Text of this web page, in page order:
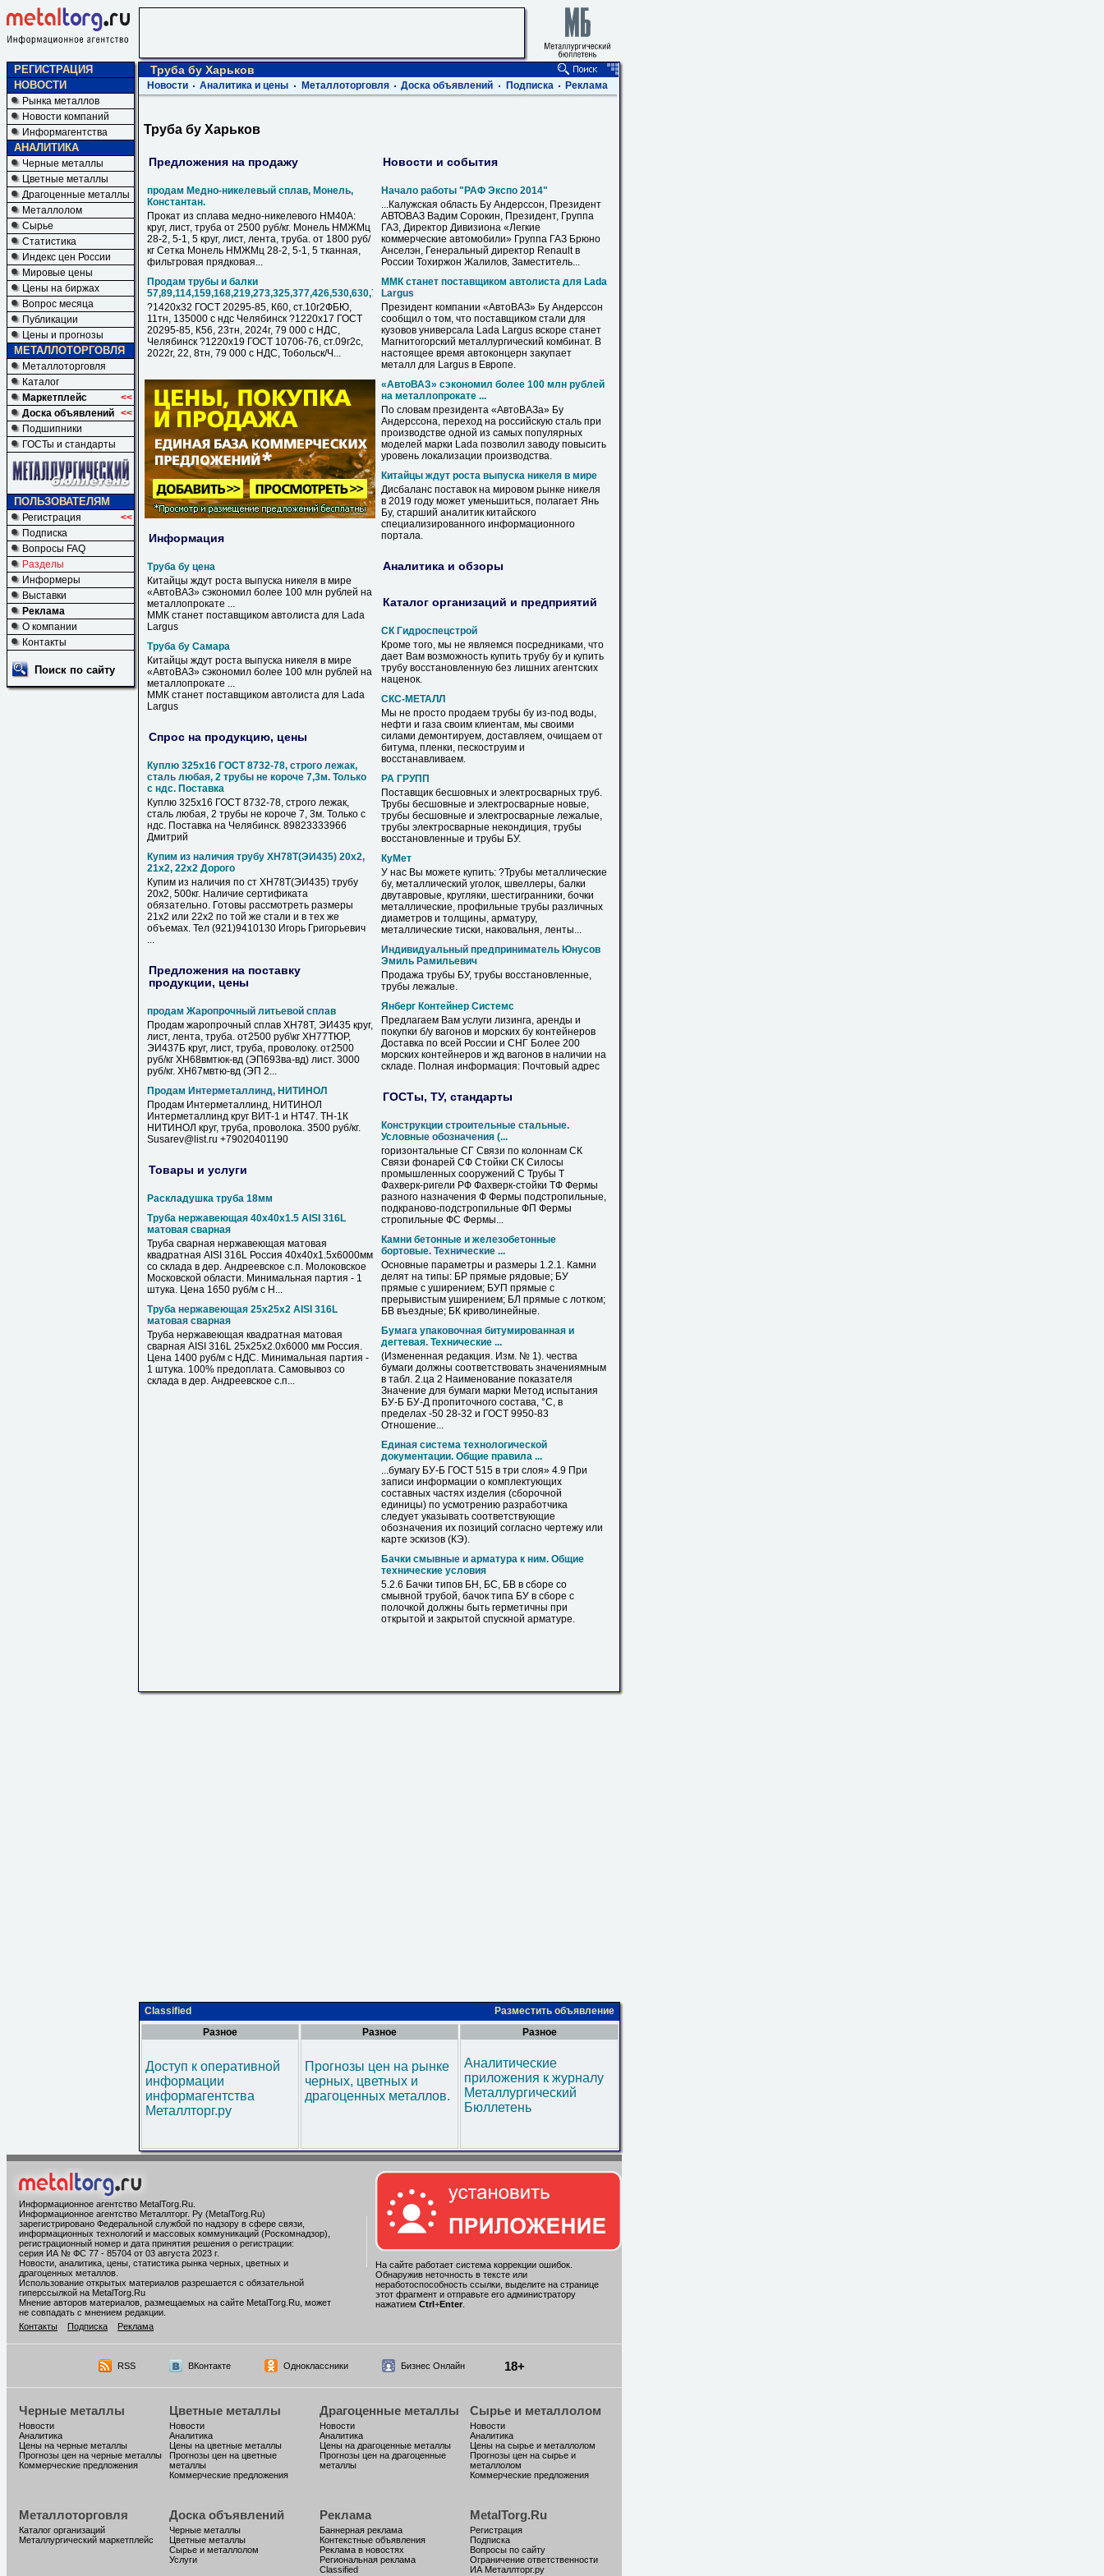
РЕГИСТРАЦИЯ
НОВОСТИ
Рынка металлов
Новости компаний
Информагентства
АНАЛИТИКА
Черные металлы
Цветные металлы
Драгоценные металлы
Металлолом
Сырье
Статистика
Индекс цен России
Мировые цены
Цены на биржах
Вопрос месяца
Публикации
Цены и прогнозы
МЕТАЛЛОТОРГОВЛЯ
Металлоторговля
Каталог
Маркетплейс
<<
Доска объявлений <<
Подшипники
ГОСТы и стандарты
ПОЛЬЗОВАТЕЛЯМ
Регистрация
<<
Подписка
Вопросы FAQ
Разделы
Информеры
Выставки
Реклама
О компании
Контакты
Поиск по сайту
Труба бу Харьков
Новости Аналитика и цены Металлоторговля Доска объявлений Подписка Реклама
Труба бу Харьков
Предложения на продажу
продам Медно-никелевый сплав, Монель,
Константан.
Прокат из сплава медно-никелевого НМ40А:
круг, лист, труба от 2500 руб/кг. Монель НМЖМц
28-2, 5-1, 5 круг, лист, лента, труба. от 1800 руб/
кг Сетка Монель НМЖМц 28-2, 5-1, 5 тканная,
фильтровая прядковая...
Продам трубы и балки
57,89,114,159,168,219,273,325,377,426,530,630,720,820,1020,1220,1420
?1420х32 ГОСТ 20295-85, К60, ст.10г2ФБЮ,
11тн, 135000 с ндс Челябинск ?1220х17 ГОСТ
20295-85, К56, 23тн, 2024г, 79 000 с НДC,
Челябинск ?1220х19 ГОСТ 10706-76, ст.09г2с,
2022г, 22, 8тн, 79 000 с НДC, Тобольск/Ч...
Информация
Труба бу цена
Китайцы ждут роста выпуска никеля в мире
«АвтоВАЗ» сэкономил более 100 млн рублей на
металлопрокате ...
ММК станет поставщиком автолиста для Lada
Largus
Труба бу Самара
Китайцы ждут роста выпуска никеля в мире
«АвтоВАЗ» сэкономил более 100 млн рублей на
металлопрокате ...
ММК станет поставщиком автолиста для Lada
Largus
Спрос на продукцию, цены
Куплю 325х16 ГОСТ 8732-78, строго лежак,
сталь любая, 2 трубы не короче 7,3м. Только
с ндс. Поставка
Куплю 325х16 ГОСТ 8732-78, строго лежак,
сталь любая, 2 трубы не короче 7, 3м. Только с
ндс. Поставка на Челябинск. 89823333966
Дмитрий
Купим из наличия трубу ХН78Т(ЭИ435) 20х2,
21х2, 22х2 Дорого
Купим из наличия по ст ХН78Т(ЭИ435) трубу
20х2, 500кг. Наличие сертификата
обязательно. Готовы рассмотреть размеры
21х2 или 22х2 по той же стали и в тех же
объемах. Тел (921)9410130 Игорь Григорьевич
...
Предложения на поставку
продукции, цены
продам Жаропрочный литьевой сплав
Продам жаропрочный сплав ХН78Т, ЭИ435 круг,
лист, лента, труба. от2500 руб\кг ХН77ТЮР,
ЭИ437Б круг, лист, труба, проволоку. от2500
руб/кг ХН68вмтюк-вд (ЭП693ва-вд) лист. 3000
руб/кг. ХН67мвтю-вд (ЭП 2...
Продам Интерметаллинд, НИТИНОЛ
Продам Интерметаллинд, НИТИНОЛ
Интерметаллинд круг ВИТ-1 и НТ47. ТН-1К
НИТИНОЛ круг, труба, проволока. 3500 руб/кг.
Susarev@list.ru +79020401190
Товары и услуги
Раскладушка труба 18мм
Труба нержавеющая 40х40х1.5 AISI 316L
матовая сварная
Труба сварная нержавеющая матовая
квадратная AISI 316L Россия 40х40х1.5х6000мм
со склада в дер. Андреевское с.п. Молоковское
Московской области. Минимальная партия - 1
штука. Цена 1650 руб/м с Н...
Труба нержавеющая 25х25х2 AISI 316L
матовая сварная
Труба нержавеющая квадратная матовая
сварная AISI 316L 25х25х2.0х6000 мм Россия.
Цена 1400 руб/м с НДС. Минимальная партия -
1 штука. 100% предоплата. Самовывоз со
склада в дер. Андреевское с.п...
Новости и события
Начало работы "РАФ Экспо 2014"
...Калужская область Бу Андерссон, Президент
АВТОВАЗ Вадим Сорокин, Президент, Группа
ГАЗ, Директор Дивизиона «Легкие
коммерческие автомобили» Группа ГАЗ Брюно
Анселэн, Генеральный директор Renault в
России Тохиржон Жалилов, Заместитель...
ММК станет поставщиком автолиста для Lada
Largus
Президент компании «АвтоВАЗ» Бу Андерссон
сообщил о том, что поставщиком стали для
кузовов универсала Lada Largus вскоре станет
Магнитогорский металлургический комбинат. В
настоящее время автоконцерн закупает
металл для Largus в Европе.
«АвтоВАЗ» сэкономил более 100 млн рублей
на металлопрокате ...
По словам президента «АвтоВАЗа» Бу
Андерссона, переход на российскую сталь при
производстве одной из самых популярных
моделей марки Lada позволил заводу повысить
уровень локализации производства.
Китайцы ждут роста выпуска никеля в мире
Дисбаланс поставок на мировом рынке никеля
в 2019 году может уменьшиться, полагает Янь
Бу, старший аналитик китайского
специализированного информационного
портала.
Аналитика и обзоры
Каталог организаций и предприятий
СК Гидроспецстрой
Кроме того, мы не являемся посредниками, что
дает Вам возможность купить трубу бу и купить
трубу восстановленную без лишних агентских
наценок.
СКС-МЕТАЛЛ
Мы не просто продаем трубы бу из-под воды,
нефти и газа своим клиентам, мы своими
силами демонтируем, доставляем, очищаем от
битума, пленки, пескоструим и
восстанавливаем.
РА ГРУПП
Поставщик бесшовных и электросварных труб.
Трубы бесшовные и электросварные новые,
трубы бесшовные и электросварные лежалые,
трубы электросварные некондиция, трубы
восстановленные и трубы БУ.
КуМет
У нас Вы можете купить: ?Трубы металлические
бу, металлический уголок, швеллеры, балки
двутавровые, кругляки, шестигранники, бочки
металлические, профильные трубы различных
диаметров и толщины, арматуру,
металлические тиски, наковальня, ленты...
Индивидуальный предприниматель Юнусов
Эмиль Рамильевич
Продажа трубы БУ, трубы восстановленные,
трубы лежалые.
Янберг Контейнер Системс
Предлагаем Вам услуги лизинга, аренды и
покупки б/у вагонов и морских бу контейнеров
Доставка по всей России и СНГ Более 200
морских контейнеров и жд вагонов в наличии на
складе. Полная информация: Почтовый адрес
ГОСТы, ТУ, стандарты
Конструкции строительные стальные.
Условные обозначения (...
горизонтальные СГ Связи по колоннам СК
Связи фонарей СФ Стойки СК Силосы
промышленных сооружений С Трубы Т
Фахверк-ригели РФ Фахверк-стойки ТФ Фермы
разного назначения Ф Фермы подстропильные,
подкраново-подстропильные ФП Фермы
стропильные ФС Фермы...
Камни бетонные и железобетонные
бортовые. Технические ...
Основные параметры и размеры 1.2.1. Камни
делят на типы: БР прямые рядовые; БУ
прямые с уширением; БУП прямые с
прерывистым уширением; БЛ прямые с лотком;
БВ въездные; БК криволинейные.
Бумага упаковочная битумированная и
дегтевая. Технические ...
(Измененная редакция. Изм. № 1). чества
бумаги должны соответствовать значениямным
в табл. 2.ца 2 Наименование показателя
Значение для бумаги марки Метод испытания
БУ-Б БУ-Д пропиточного состава, °С, в
пределах -50 28-32 и ГОСТ 9950-83
Отношение...
Единая система технологической
документации. Общие правила ...
...бумагу БУ-Б ГОСТ 515 в три слоя» 4.9 При
записи информации о комплектующих
составных частях изделия (сборочной
единицы) по усмотрению разработчика
следует указывать соответствующие
обозначения их позиций согласно чертежу или
карте эскизов (КЭ).
Бачки смывные и арматура к ним. Общие
технические условия
5.2.6 Бачки типов БН, БС, БВ в сборе со
смывной трубой, бачок типа БУ в сборе с
полочкой должны быть герметичны при
открытой и закрытой спускной арматуре.
Classified
Разместить объявление
Разное
Доступ к оперативной
информации
информагентства
Металлторг.ру
Разное
Прогнозы цен на рынке
черных, цветных и
драгоценных металлов.
Разное
Аналитические
приложения к журналу
Металлургический
Бюллетень
Информационное агентство MetalTorg.Ru
Информационное агентство Металлторг. Ру (MetalTorg.Ru)
зарегистрировано Федеральной службой по надзору в сфере связи,
информационных технологий и массовых коммуникаций (Роскомнадзор),
регистрационный номер и дата принятия решения о регистрации:
серия ИА № ФС 77 - 85704 от 03 августа 2023 г.
Новости, аналитика, цены, статистика рынка черных, цветных и
драгоценных металлов.
Использование открытых материалов разрешается с обязательной
гиперссылкой на MetalTorg.Ru
Мнение авторов материалов, размещаемых на сайте MetalTorg.Ru, может
не совпадать с мнением редакции.
Контакты
Подписка Реклама
На сайте работает система коррекции ошибок.
Обнаружив неточность в тексте или
неработоспособность ссылки, выделите на странице
этот фрагмент и отправьте его администратору
нажатием Ctrl +Enter.
RSS ВКонтакте Одноклассники Бизнес Онлайн 18+
Черные металлы
Новости
Аналитика
Цены на черные металлы
Прогнозы цен на черные металлы
Коммерческие предложения
Цветные металлы
Новости
Аналитика
Цены на цветные металлы
Прогнозы цен на цветные
металлы
Коммерческие предложения
Драгоценные металлы
Новости
Аналитика
Цены на драгоценные металлы
Прогнозы цен на драгоценные
металлы
Сырье и металлолом
Новости
Аналитика
Цены на сырье и металлолом
Прогнозы цен на сырье и
металлолом
Коммерческие предложения
Металлоторговля
Каталог организаций
Металлургический маркетплейс
Доска объявлений
Черные металлы
Цветные металлы
Сырье и металлолом
Услуги
Реклама
Баннерная реклама
Контекстные объявления
Реклама в новостях
Региональная реклама
Classified
MetalTorg.Ru
Регистрация
Подписка
Вопросы по сайту
Ограничение ответственности
ИА Металлторг.ру